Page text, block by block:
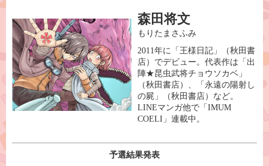
森⽥将⽂
もりたまさふみ
2011年に「王様⽇記」（秋⽥書
店）でデビュー。代表作は「出
陣★昆⾍武将チョウソカベ」
（秋⽥書店）、「永遠の陽射し
の屍」（秋⽥書店）など。
LINEマンガ他で「IMUM
COELI」連載中。
予選結果発表